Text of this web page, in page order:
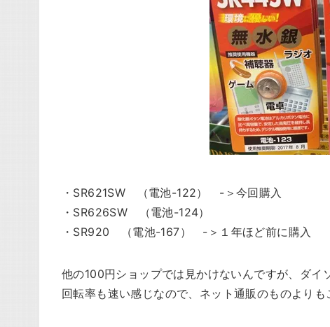
・SR621SW （電池-122） -＞今回購入
・SR626SW （電池-124）
・SR920 （電池-167） -＞１年ほど前に購入
他の100円ショップでは見かけないんですが、ダイ
回転率も速い感じなので、ネット通販のものより